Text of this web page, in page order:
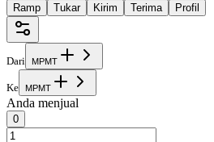
Ramp Tukar Kirim Terima Profil
Dari MPMT
Ke MPMT
Anda menjual
0